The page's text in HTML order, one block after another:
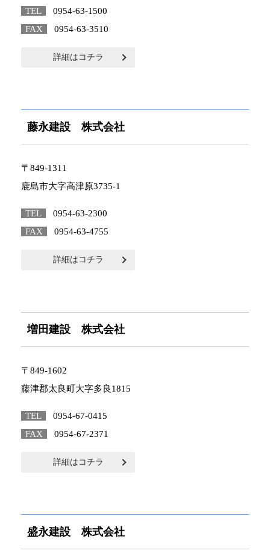
TEL
0954-63-1500
FAX
0954-63-3510
詳細はコチラ
藤永建設 株式会社
〒849-1311
鹿島市大字高津原3735-1
TEL
0954-63-2300
FAX
0954-63-4755
詳細はコチラ
増田建設 株式会社
〒849-1602
藤津郡太良町大字多良1815
TEL
0954-67-0415
FAX
0954-67-2371
詳細はコチラ
盛永建設 株式会社